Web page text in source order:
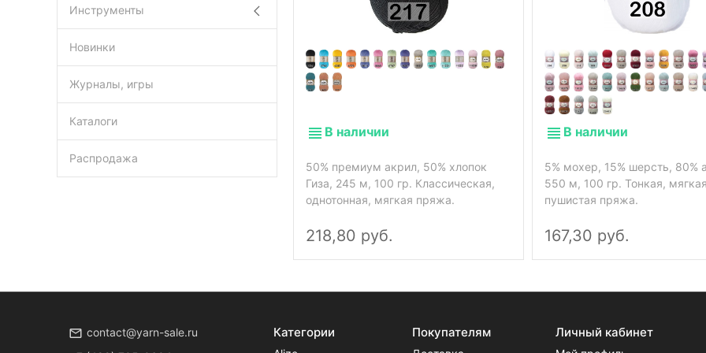
В наличии
50% премиум акрил, 50% хлопок
Гиза, 245 м, 100 гр. Классическая,
однотонная, мягкая пряжа.
218,80 руб.
В наличии
5% мохер, 15% шерсть, 80%
550 м, 100 гр. Тонкая, мягкая
пушистая пряжа.
167,30 руб.
Инструменты
Новинки
Журналы, игры
Каталоги
Распродажа
contact@yarn-sale.ru
Категории Покупателям Личный кабинет